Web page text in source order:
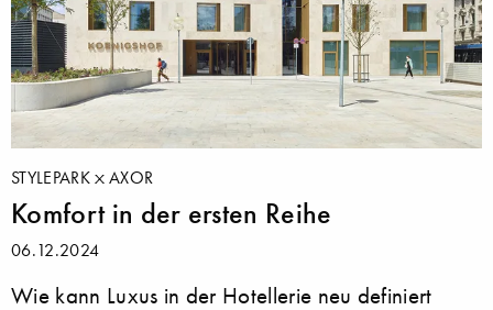
STYLEPARK AXOR
Komfort in der ersten Reihe
06.12.2024
Wie kann Luxus in der Hotellerie neu definiert